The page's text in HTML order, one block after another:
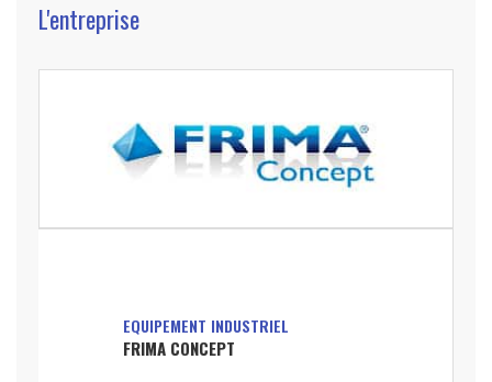
L'entreprise
EQUIPEMENT INDUSTRIEL
FRIMA CONCEPT